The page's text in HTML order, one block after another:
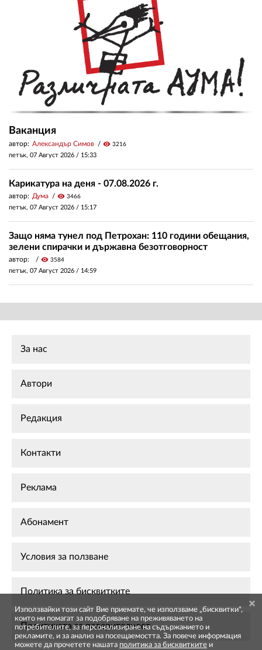
Ваканция
автор: Александър Симов visibility 3216
петък, 07 Август 2026 / 15:33
Карикатура на деня - 07.08.2026 г.
автор: Дума visibility 3466
петък, 07 Август 2026 / 15:17
Защо няма тунел под Петрохан: 110 години обещания,
зелени спирачки и държавна безотговорност
автор: visibility 3584
петък, 07 Август 2026 / 14:59
За нас
Автори
Редакция
Контакти
Реклама
Абонамент
Условия за ползване
Политика за бисквитките
Политиката за поверителност
Използвайки този сайт Вие приемате, че използваме „бисквитки",
които ни помагат за подобряване на преживяването на
потребителите, за персонализиране на съдържанието и
рекламите, и за анализ на посещаемостта. За повече информация
можете да прочетете нашата политика за бисквитките и